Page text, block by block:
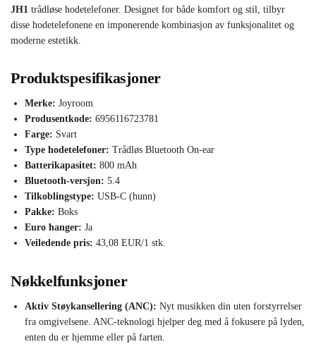
JH1 trådløse hodetelefoner. Designet for både komfort og stil, tilbyr
disse hodetelefonene en imponerende kombinasjon av funksjonalitet og
moderne estetikk.
Produktspesifikasjoner
Merke: Joyroom
Produsentkode: 6956116723781
Farge: Svart
Type hodetelefoner: Trådløs Bluetooth On-ear
Batterikapasitet: 800 mAh
Bluetooth-versjon: 5.4
Tilkoblingstype: USB-C (hunn)
Pakke: Boks
Euro hanger: Ja
Veiledende pris: 43,08 EUR/1 stk.
Nøkkelfunksjoner
Aktiv Støykansellering (ANC): Nyt musikken din uten forstyrrelser
fra omgivelsene. ANC-teknologi hjelper deg med å fokusere på lyden,
enten du er hjemme eller på farten.